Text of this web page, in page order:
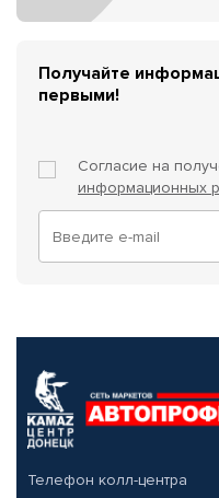
Получайте
первыми!
Согласие на
информационных
Телефон колл-центра